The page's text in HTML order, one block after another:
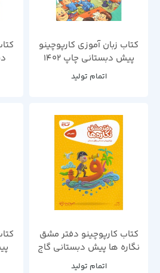
کتاب زبان آموزی کارپوچینو
پیش دبستانی چاپ 1402
اتمام تولید
کتاب کارپوچینو دفتر مشق
نگاره ها پیش دبستانی گاج
چاپ 1400
اتمام تولید